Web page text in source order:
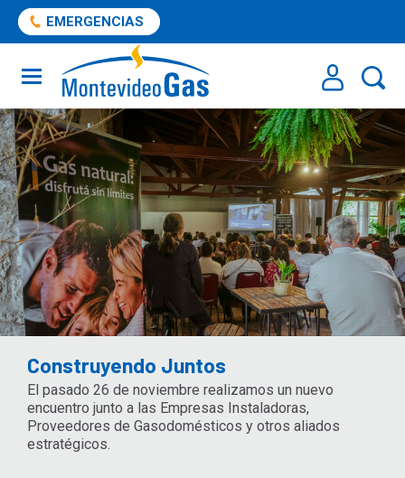
EMERGENCIAS
Construyendo Juntos
El pasado 26 de noviembre realizamos un nuevo
encuentro junto a las Empresas Instaladoras,
Proveedores de Gasodomésticos y otros aliados
estratégicos.